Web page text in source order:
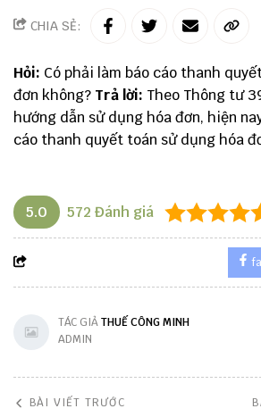
CHIA SẺ:
Hỏi: Có phải làm báo cáo thanh
đơn không? Trả lời: Theo Thông tư
hướng dẫn sử dụng hóa đơn, hiện
cáo thanh quyết toán sử dụng hóa
5.0 572 Đánh giá
TÁC GIẢTHUẾ CÔNG MINH
ADMIN
BÀI VIẾT TRƯỚC